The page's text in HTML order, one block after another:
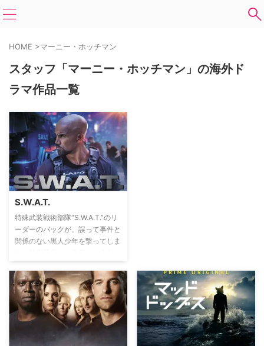
HOME >マーニー・ホッチマン
スタッフ「マーニー・ホッチマン」の海外ド
ラマ作品一覧
S.W.A.T.
特殊武装戦術部隊“S.W.A.T.”のリ
ーダーのバックが、誤って事件と
関係のない黒人少年を撃ってしま
命を救い、その地域出身のホンド
ーを後任に指名するが、年功序列
ではチームメイトのディーコンの
方が適任者だと考える。そんな中
でも事件は起き、チーム・メンバ
ーたちを率いて事件解決へと捜査